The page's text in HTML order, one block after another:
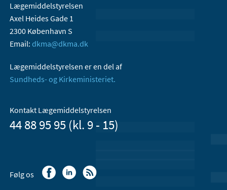
Lægemiddelstyrelsen
Axel Heides Gade 1
2300 København S
Email: dkma@dkma.dk
Lægemiddelstyrelsen er en del af
Sundheds- og Kirkeministeriet.
Kontakt Lægemiddelstyrelsen
44 88 95 95 (kl. 9 - 15)
Følg os